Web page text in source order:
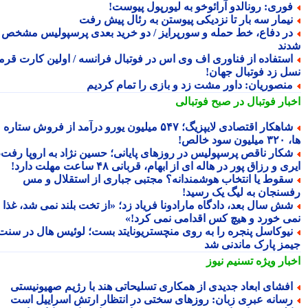
رونالدو آرائوخو به لیورپول پیوست!
سه بار تا نزدیکی پیوستن به رئال پیش رفت
دفاع، خط حمله و سورپرایز / دو خرید بعدی پرسپولیس مشخص
از فناوری اف وی اس در فوتبال فرانسه / اولین کارت قرمز
زد فوتبال جهان!
داور مشت زد و بازی را تمام کردیم
فوتبال در صبح فوتبالی
شاهکار اقتصادی لایپزیگ؛ ۵۴۷ میلیون یورو درآمد از فروش ستاره
ناقص پرسپولیس در روزهای پایانی؛ حسین نژاد به اروپا رفت،
و رزاق پور در هاله ای از ابهام، قربانی ۴۸ ساعت مهلت دارد!
یا انتخاب هوشمندانه؟ مجتبی جباری از استقلال و مس
به لیگ یک رسید!
سال بعد، دادگاه مارادونا فریاد زد؛ «از تخت بلند نمی شد، غذا
خورد و هیچ کس اقدامی نمی کرد!»
پنجره را به روی منچستریونایتد بست؛ لوئیس هال در سنت
پارک ماندنی شد
ویژهتسنیم نیوز
ابعاد جدیدی از همکاری تسلیحاتی هند با رژیم صهیونیستی
عبری زبان: روزهای سختی در انتظار ارتش اسراییل است